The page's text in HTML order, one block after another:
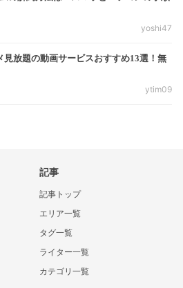
yoshi47
見放題の動画サービスおすすめ13選！無
ytim09
記事
記事トップ
エリア一覧
タグ一覧
ライター一覧
カテゴリ一覧